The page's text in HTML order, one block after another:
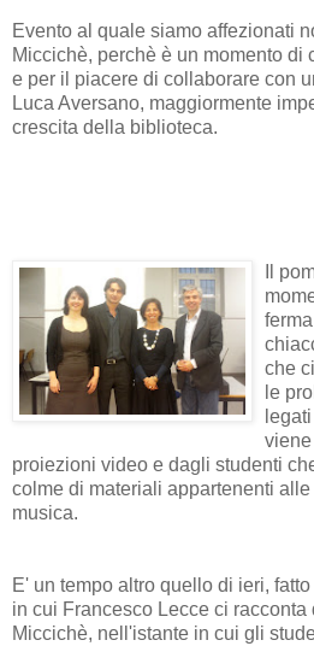
Evento al quale siamo affezionati
Miccichè, perchè è un momento di
e per il piacere di collaborare con
Luca Aversano, maggiormente
crescita della biblioteca.
Il
che
le
proiezioni video e dagli studenti
colme di materiali appartenenti
musica.
E' un tempo altro quello di ieri,
in cui Francesco Lecce ci
Miccichè, nell'istante in cui gli